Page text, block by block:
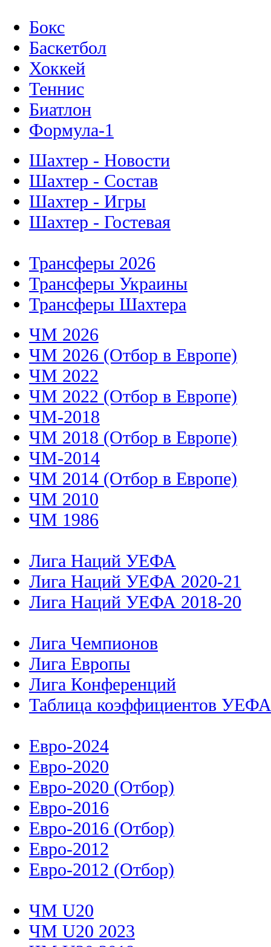
Бокс
Баскетбол
Хоккей
Теннис
Биатлон
Формула-1
Шахтер - Новости
Шахтер - Состав
Шахтер - Игры
Шахтер - Гостевая
Трансферы 2026
Трансферы Украины
Трансферы Шахтера
ЧМ 2026
ЧМ 2026 (Отбор в Европе)
ЧМ 2022
ЧМ 2022 (Отбор в Европе)
ЧМ-2018
ЧМ 2018 (Отбор в Европе)
ЧМ-2014
ЧМ 2014 (Отбор в Европе)
ЧМ 2010
ЧМ 1986
Лига Наций УЕФА
Лига Наций УЕФА 2020-21
Лига Наций УЕФА 2018-20
Лига Чемпионов
Лига Европы
Лига Конференций
Таблица коэффициентов УЕФА
Евро-2024
Евро-2020
Евро-2020 (Отбор)
Евро-2016
Евро-2016 (Отбор)
Евро-2012
Евро-2012 (Отбор)
ЧМ U20
ЧМ U20 2023